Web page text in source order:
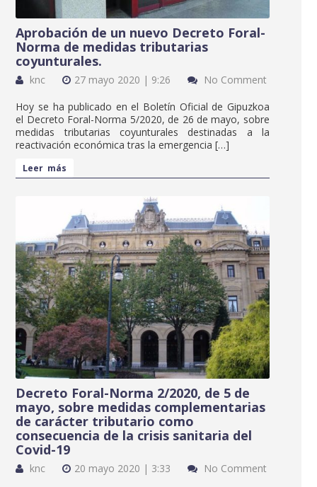
Aprobación de un nuevo Decreto Foral-
Norma de medidas tributarias
coyunturales.
knc 27 mayo 2020 | 9:26
No Comment
Hoy se ha publicado en el Boletín Oficial de Gipuzkoa
el Decreto Foral-Norma 5/2020, de 26 de mayo, sobre
medidas tributarias coyunturales destinadas a la
reactivación económica tras la emergencia […]
Leer más
Decreto Foral-Norma 2/2020, de 5 de
mayo, sobre medidas complementarias
de carácter tributario como
consecuencia de la crisis sanitaria del
Covid-19
knc 20 mayo 2020 | 3:33
No Comment